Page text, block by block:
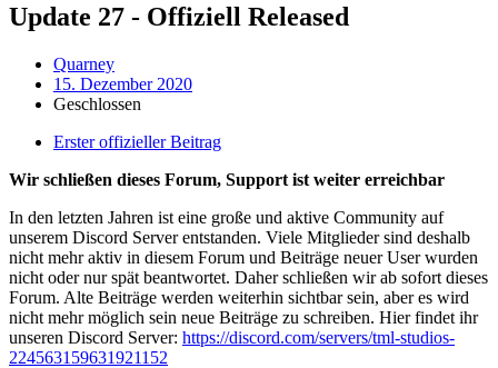
Update 27 - Offiziell Released
Quarney
15. Dezember 2020
Geschlossen
Erster offizieller Beitrag
Wir schließen dieses Forum, Support ist weiter erreichbar
In den letzten Jahren ist eine große und aktive Community auf
unserem Discord Server entstanden. Viele Mitglieder sind deshalb
nicht mehr aktiv in diesem Forum und Beiträge neuer User wurden
nicht oder nur spät beantwortet. Daher schließen wir ab sofort dieses
Forum. Alte Beiträge werden weiterhin sichtbar sein, aber es wird
nicht mehr möglich sein neue Beiträge zu schreiben. Hier findet ihr
unseren Discord Server: https://discord.com/servers/tml-studios-
224563159631921152